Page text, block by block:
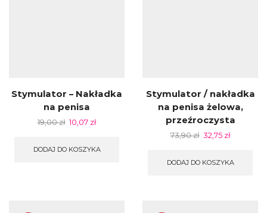
Stymulator – Nakładka
na penisa
19,00zł 10,07 zł
DODAJ DO KOSZYKA
Stymulator / nakładka
na penisa żelowa,
przeźroczysta
73,90zł 32,75 zł
DODAJ DO KOSZYKA